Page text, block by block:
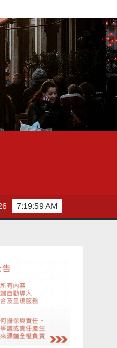
教育轉型新藍圖
7:20:01 AM